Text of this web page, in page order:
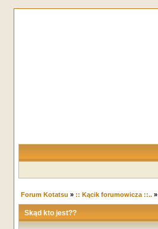
Forum Kotatsu » :: Kącik forumowicza ::..»
Skąd kto jest??